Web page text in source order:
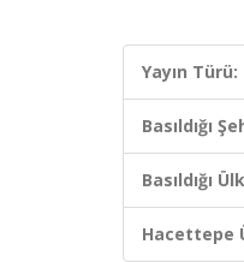
Yayın Türü:
Basıldığı
Basıldığı
Hacettepe